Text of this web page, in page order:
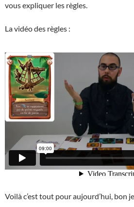
vous expliquer les règles.
La vidéo des règles :
Voilà c’est tout pour aujourd’hui, bon